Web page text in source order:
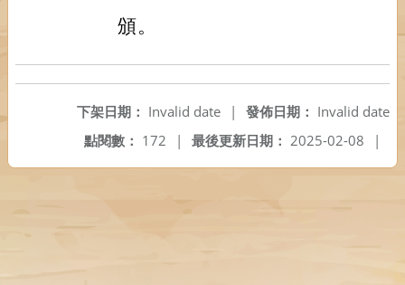
頒。
發佈日期： Invalid date
下架日期： Invalid date
|
最後更新日期： 2025-02-08 |
點閱數： 172 |